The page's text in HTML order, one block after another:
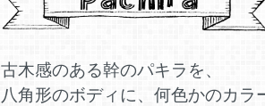
古木感のある幹のパキラを、
八角形のボディに、何色かのカ